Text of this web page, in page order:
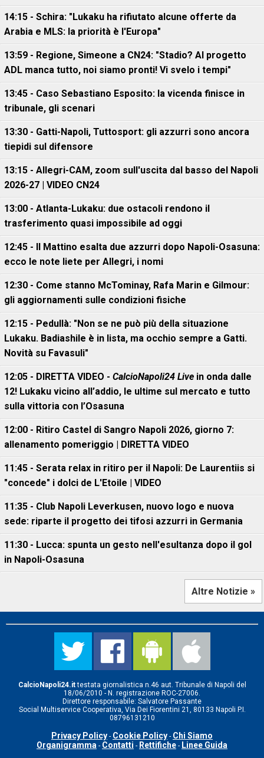
14:15 - Schira: "Lukaku ha rifiutato alcune offerte da
Arabia e MLS: la priorità è l'Europa"
13:59 - Regione, Simeone a CN24: "Stadio? Al progetto
ADL manca tutto, noi siamo pronti! Vi svelo i tempi"
13:45 - Caso Sebastiano Esposito: la vicenda finisce in
tribunale, gli scenari
13:30 - Gatti-Napoli, Tuttosport: gli azzurri sono ancora
tiepidi sul difensore
13:15 - Allegri-CAM, zoom sull'uscita dal basso del Napoli
2026-27 | VIDEO CN24
13:00 - Atlanta-Lukaku: due ostacoli rendono il
trasferimento quasi impossibile ad oggi
12:45 - Il Mattino esalta due azzurri dopo Napoli-Osasuna:
ecco le note liete per Allegri, i nomi
12:30 - Come stanno McTominay, Rafa Marin e Gilmour:
gli aggiornamenti sulle condizioni fisiche
12:15 - Pedullà: "Non se ne può più della situazione
Lukaku. Badiashile è in lista, ma occhio sempre a Gatti.
Novità su Favasuli"
12:05 - DIRETTA VIDEO - CalcioNapoli24 Live in onda dalle
12! Lukaku vicino all’addio, le ultime sul mercato e tutto
sulla vittoria con l’Osasuna
12:00 - Ritiro Castel di Sangro Napoli 2026, giorno 7:
allenamento pomeriggio | DIRETTA VIDEO
11:45 - Serata relax in ritiro per il Napoli: De Laurentiis si
"concede" i dolci de L'Etoile | VIDEO
11:35 - Club Napoli Leverkusen, nuovo logo e nuova
sede: riparte il progetto dei tifosi azzurri in Germania
11:30 - Lucca: spunta un gesto nell'esultanza dopo il gol
in Napoli-Osasuna
Altre Notizie »
CalcioNapoli24.ittestata giornalistica n.46 aut. Tribunale di Napoli del
18/06/2010 - N. registrazione ROC-27006.
Direttore responsabile: Salvatore Passante
Social Multiservice Cooperativa, Via Dei Fiorentini 21, 80133 Napoli P.I.
08796131210
Privacy Policy - Cookie Policy - Chi Siamo
Organigramma - Contatti - Rettifiche - Linee Guida